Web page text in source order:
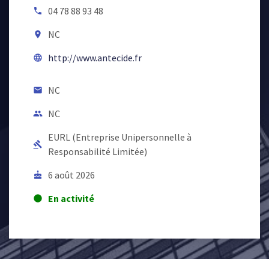
local_phone 04 78 88 93 48
room NC
language http://www.antecide.fr
email NC
people NC
gavel
EURL (Entreprise Unipersonnelle à
Responsabilité Limitée)
cake 6 août 2026
lens En activité